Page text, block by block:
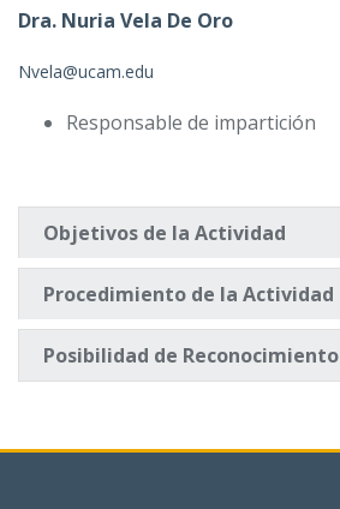
Dra. Nuria Vela De Oro
Nvela@ucam.edu
Responsable de impartición
Objetivos de la Actividad
Procedimiento de la Actividad
Posibilidad de Reconocimiento